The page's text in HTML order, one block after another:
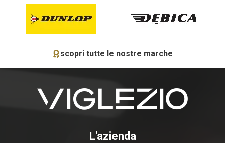
scopri tutte le nostre marche
L'azienda